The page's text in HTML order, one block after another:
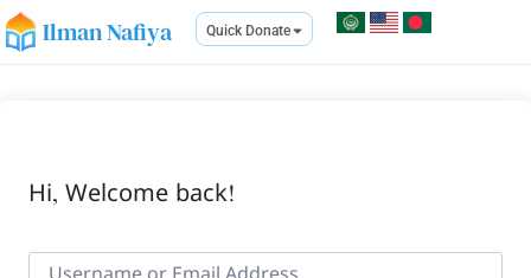
Ilman Nafiya Quick Donate
Hi, Welcome back!